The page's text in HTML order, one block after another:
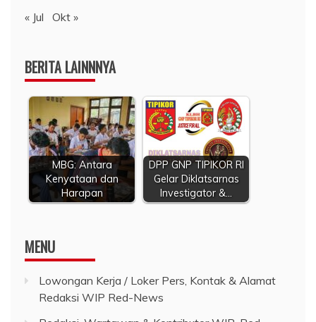
« Jul Okt »
BERITA LAINNNYA
MBG: Antara
Kenyataan dan
Harapan
DPP GNP TIPIKOR RI
Gelar Diklatsarnas
Investigator &…
MENU
Lowongan Kerja / Loker Pers, Kontak & Alamat
Redaksi WIP Red-News